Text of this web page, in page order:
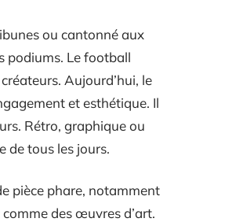
ou cantonné aux
podiums. Le football
Aujourd’hui, le
et esthétique. Il
Rétro, graphique ou
de tous les jours.
pièce phare, notamment
des œuvres d’art.